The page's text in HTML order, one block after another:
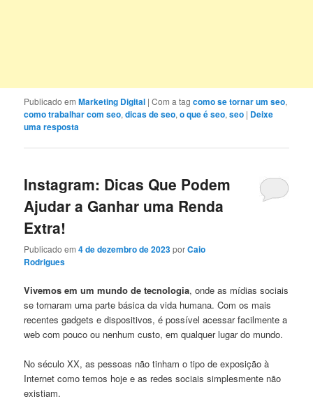
Publicado em Marketing Digital |Com a tagcomo se tornar um seo,
como trabalhar com seo,dicas de seo,o que é seo,seo | Deixe
uma resposta
Instagram: Dicas Que Podem
Ajudar a Ganhar uma Renda
Extra!
Publicado em4 de dezembro de 2023porCaio
Rodrigues
Vivemos em um mundo de tecnologia, onde as mídias sociais
se tornaram uma parte básica da vida humana. Com os mais
recentes gadgets e dispositivos, é possível acessar facilmente a
web com pouco ou nenhum custo, em qualquer lugar do mundo.
No século XX, as pessoas não tinham o tipo de exposição à
Internet como temos hoje e as redes sociais simplesmente não
existiam.